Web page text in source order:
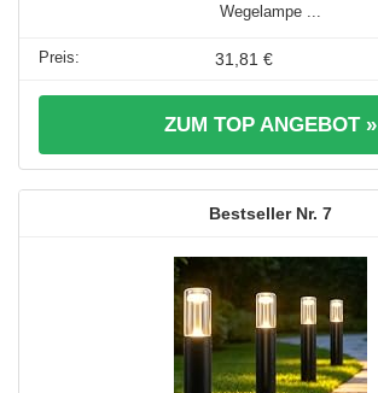
Wegelampe ...
31,81 €
ZUM TOP ANGEBOT »
7